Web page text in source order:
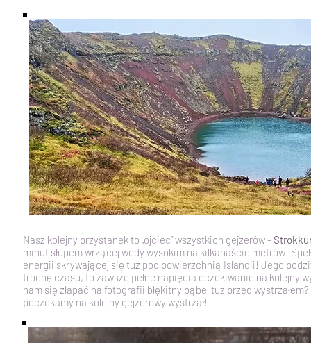
Nasz kolejny przystanek to „ojciec” wszystkich gejzerów -
minut słupem wrzącej wody wysokim na kilkanaście metrów!
energii skrywającej się tuż pod powierzchnią Islandii! Jego
trochę czasu, to zawsze pełne napięcia oczekiwanie na kolejny
nam się złapać na fotografii błękitny bąbel tuż przed
poczekamy na kolejny gejzerowy wystrzał!